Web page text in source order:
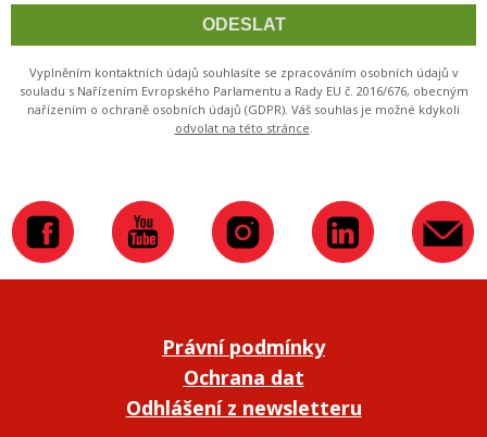
Vyplněním kontaktních údajů souhlasíte se zpracováním osobních údajů v
souladu s Nařízením Evropského Parlamentu a Rady EU č. 2016/676, obecným
nařízením o ochraně osobních údajů (GDPR). Váš souhlas je možné kdykoli
odvolat na této stránce.
Právní podmínky
Ochrana dat
Odhlášení z newsletteru